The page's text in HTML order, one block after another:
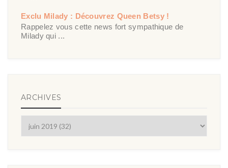
Exclu Milady : Découvrez Queen Betsy !
Rappelez vous cette news fort sympathique de
Milady qui ...
ARCHIVES